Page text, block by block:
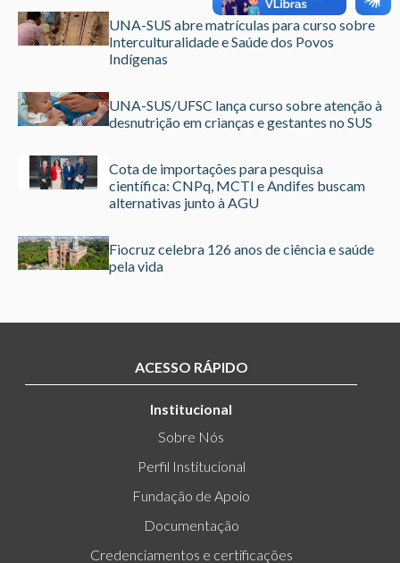
UNA-SUS abre matrículas para curso sobre
Interculturalidade e Saúde dos Povos
Indígenas
UNA-SUS/UFSC lança curso sobre atenção à
desnutrição em crianças e gestantes no SUS
Cota de importações para pesquisa
científica: CNPq, MCTI e Andifes buscam
alternativas junto à AGU
Fiocruz celebra 126 anos de ciência e saúde
pela vida
ACESSO RÁPIDO
Institucional
Sobre Nós
Perfil Institucional
Fundação de Apoio
Documentação
Credenciamentos e certificações